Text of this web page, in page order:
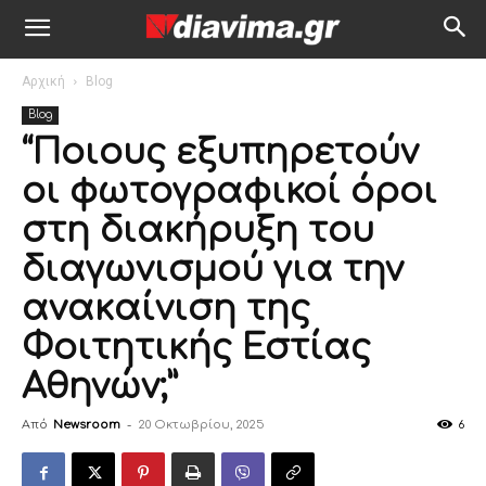
Αρχική Blog
Blog
“Ποιους εξυπηρετούν
οι φωτογραφικοί όροι
στη διακήρυξη του
διαγωνισμού για την
ανακαίνιση της
Φοιτητικής Εστίας
Αθηνών;”
Από Newsroom - 20 Οκτωβρίου, 2025 6